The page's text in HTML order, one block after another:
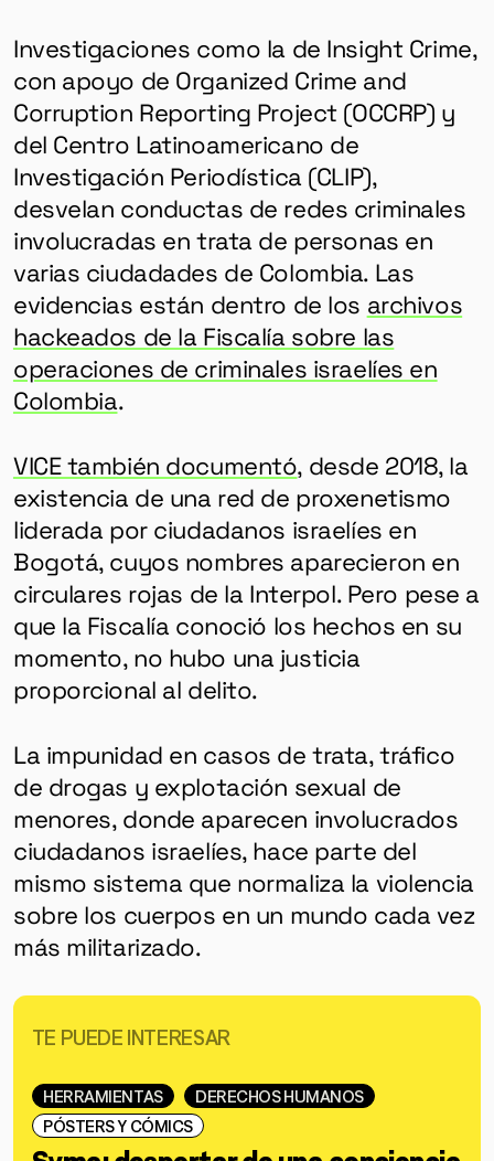
Investigaciones como la de Insight Crime,
con apoyo de Organized Crime and
Corruption Reporting Project (OCCRP) y
del Centro Latinoamericano de
Investigación Periodística (CLIP),
desvelan conductas de redes criminales
involucradas en trata de personas en
varias ciudadades de Colombia. Las
evidencias están dentro de los archivos
hackeados de la Fiscalía sobre las
operaciones de criminales israelíes en
Colombia.
VICE también documentó, desde 2018, la
existencia de una red de proxenetismo
liderada por ciudadanos israelíes en
Bogotá, cuyos nombres aparecieron en
circulares rojas de la Interpol. Pero pese a
que la Fiscalía conoció los hechos en su
momento, no hubo una justicia
proporcional al delito.
La impunidad en casos de trata, tráfico
de drogas y explotación sexual de
menores, donde aparecen involucrados
ciudadanos israelíes, hace parte del
mismo sistema que normaliza la violencia
sobre los cuerpos en un mundo cada vez
más militarizado.
TE PUEDE INTERESAR
HERRAMIENTAS
DERECHOS HUMANOS
PÓSTERS Y CÓMICS